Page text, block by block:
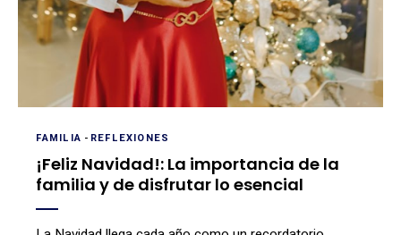
FAMILIA - REFLEXIONES
¡Feliz Navidad!: La importancia de la
familia y de disfrutar lo esencial